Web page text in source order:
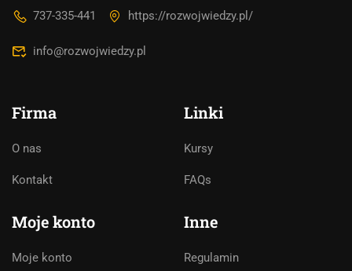
737-335-441 https://rozwojwiedzy.pl/
info@rozwojwiedzy.pl
Firma
O nas
Kontakt
Linki
Kursy
FAQs
Moje konto
Moje konto
Inne
Regulamin
asystentem AI. Jak mogę Ci pomóc?